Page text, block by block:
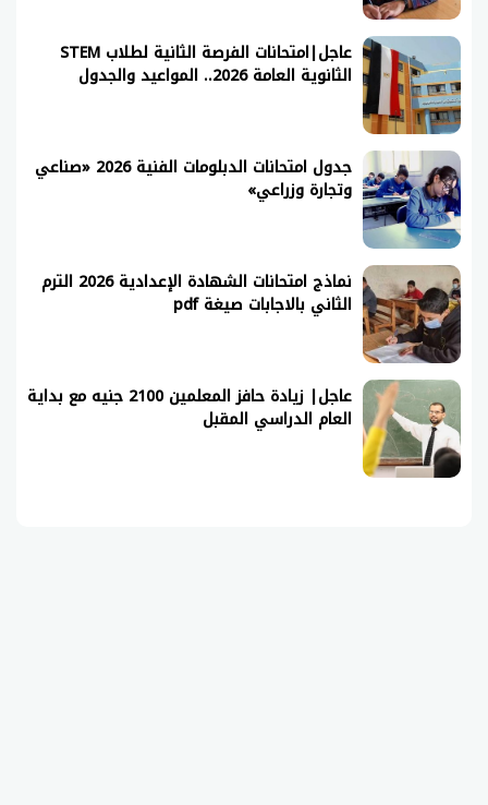
عاجل|امتحانات الفرصة الثانية لطلاب STEM
الثانوية العامة 2026.. المواعيد والجدول
جدول امتحانات الدبلومات الفنية 2026 «صناعي
وتجارة وزراعي»
نماذج امتحانات الشهادة الإعدادية 2026 الترم
الثاني بالاجابات صيغة pdf
عاجل| زيادة حافز المعلمين 2100 جنيه مع بداية
العام الدراسي المقبل